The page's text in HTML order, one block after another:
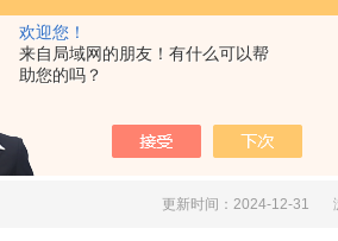
欢迎您！
来自局域网的朋友！有什么可以帮
助您的吗？
微区扫描电化学显
更新时间：2024-12-31